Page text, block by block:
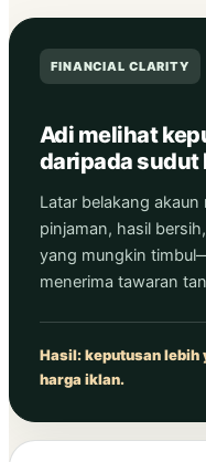
FINANCIAL CLARITY
Adi melihat
daripada sudut
Latar belakang
pinjaman, hasil
yang mungkin
menerima tawaran
Hasil: keputusan lebih
harga iklan.